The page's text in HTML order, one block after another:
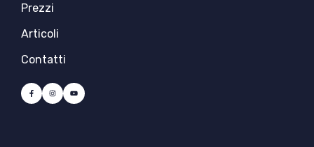
Prezzi
Articoli
Contatti